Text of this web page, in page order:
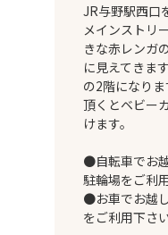
JR与野駅西口
メインストリ
きな赤レンガ
に見えてきま
の2階になり
頂くとベビー
けます。
●自転車でお
駐輪場をご利
●お車でお越
をご利用下さい